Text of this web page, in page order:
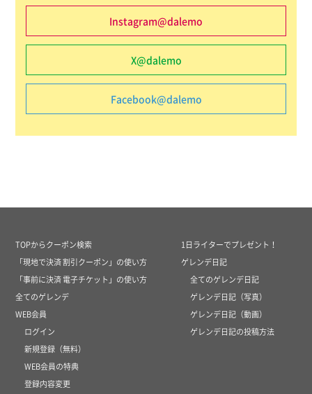
Instagram@dalemo
X@dalemo
Facebook@dalemo
TOPからクーポン検索
「現地で決済 割引クーポン」の使い方
「事前に決済 電子チケット」の使い方
全てのゲレンデ
WEB会員
ログイン
新規登録（無料）
WEB会員の特典
登録内容変更
1日ライターでプレゼント！
ゲレンデ日記
全てのゲレンデ日記
ゲレンデ日記（写真）
ゲレンデ日記（動画）
ゲレンデ日記の投稿方法